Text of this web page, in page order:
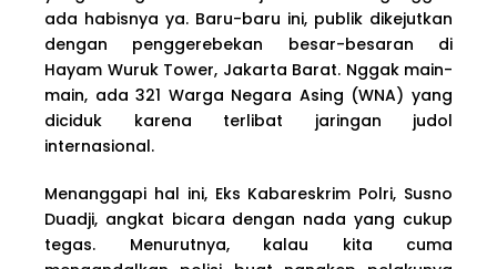
ada habisnya ya. Baru-baru ini, publik dikejutkan
dengan penggerebekan besar-besaran di
Hayam Wuruk Tower, Jakarta Barat. Nggak main-
main, ada 321 Warga Negara Asing (WNA) yang
diciduk karena terlibat jaringan judol
internasional.
Menanggapi hal ini, Eks Kabareskrim Polri, Susno
Duadji, angkat bicara dengan nada yang cukup
tegas. Menurutnya, kalau kita cuma